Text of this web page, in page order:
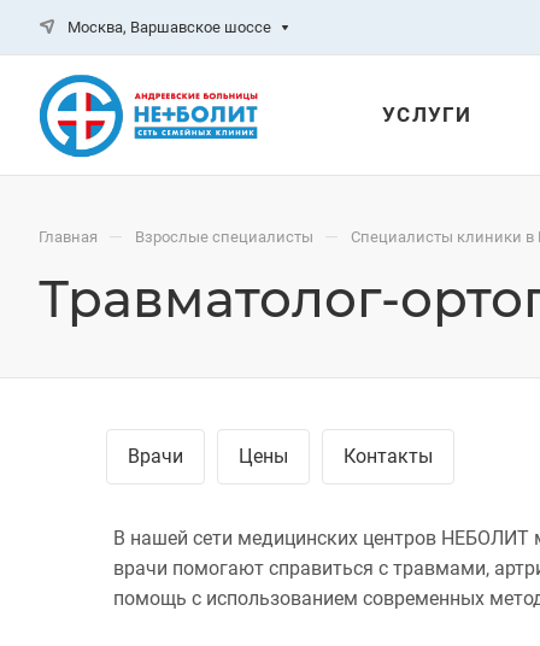
Москва, Варшавское шоссе
УСЛУГИ
Главная — Взрослые специалисты — Специалисты клиники
Травматолог-
Врачи Цены Контакты
В нашей сети медицинских центров НЕБОЛИТ
врачи помогают справиться с травмами,
помощь с использованием современных